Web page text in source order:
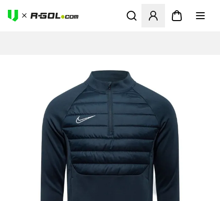
Megnyit egy modált a